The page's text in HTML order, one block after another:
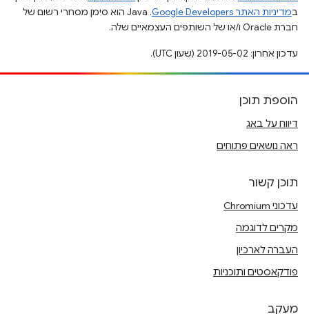
במדיניות האתר Google Developers‏
.‏ Java הוא סימן מסחרי רשום של
חברת Oracle ו/או של השותפים העצמאיים שלה.
עדכון אחרון: 2019-05-02 (שעון UTC).
הוספת תוכן
דיווח על באג
ראה נושאים פתוחים
תוכן קשור
עדכוני Chromium
מקרים לדוגמה
העברה לארכיון
פודקאסטים ותוכניות
מעקב